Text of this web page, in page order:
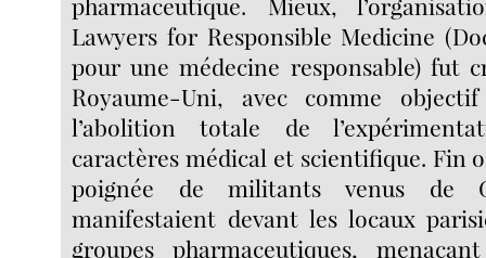
Lawyers for Responsible Medicine
pour une médecine responsable) fut
Royaume-Uni, avec comme
l’abolition totale de
caractères médical et scientifique. Fin
poignée de militants venus de
manifestaient devant les locaux
groupes pharmaceutiques,